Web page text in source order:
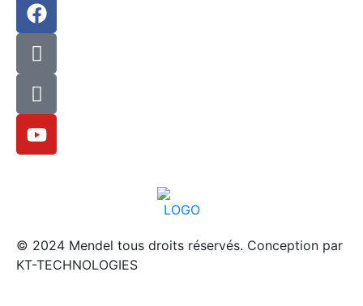
© 2024 Mendel tous droits réservés. Conception par
KT-TECHNOLOGIES